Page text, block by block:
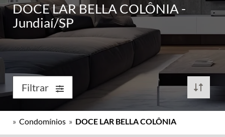
DOCE LAR BELLA COLÔNIA -
Jundiaí/SP
Filtrar
» Condomínios » DOCE LAR BELLA COLÔNIA